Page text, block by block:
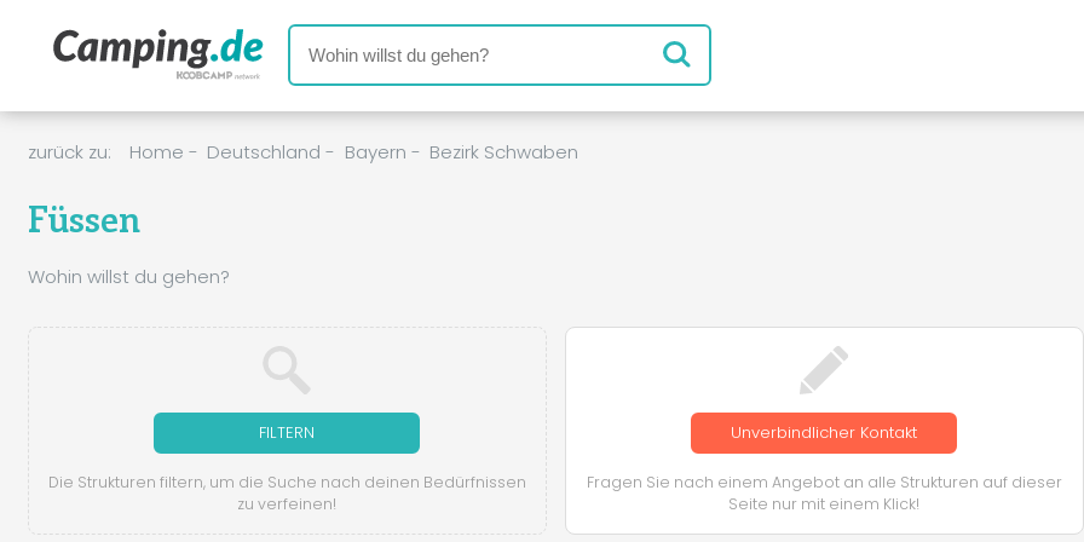
zurück zu: Home - Deutschland - Bayern - Bezirk Schwaben
Füssen
Wohin willst du gehen?
FILTERN
Die Strukturen filtern, um die Suche nach deinen Bedürfnissen
zu verfeinen!
Unverbindlicher Kontakt
Fragen Sie nach einem Angebot an alle Strukturen auf dieser
Seite nur mit einem Klick!